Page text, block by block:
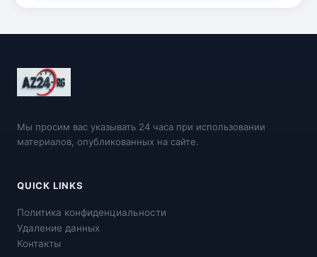
Мы просим вас указывать 24 часа при использовании
материалов, опубликованных на сайте.
QUICK LINKS
Политика конфиденциальности
Удаление данных
Контакты